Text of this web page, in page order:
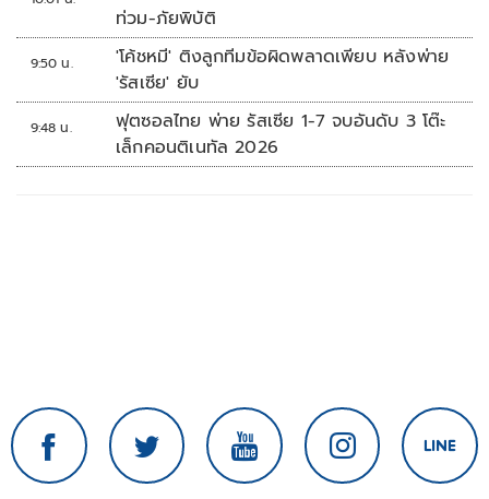
ทางเทคโนโลยี เซฟงบไปกว่า900ล้าน เชื่อหาก
ใช้เต็มที่เอกชนขาดทุนย่อยยับ
ท่วม-ภัยพิบัติ
9:50 น.
'โค้ชหมี' ติงลูกทีมข้อผิดพลาดเพียบ หลังพ่าย
'รัสเซีย' ยับ
9:48 น.
ฟุตซอลไทย พ่าย รัสเซีย 1-7 จบอันดับ 3 โต๊ะ
เล็กคอนติเนทัล 2026